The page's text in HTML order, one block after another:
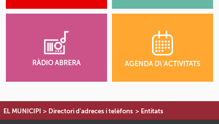
RÀDIO ABRERA AGENDA D\'ACTIVITATS
EL MUNICIPI > Directori d'adreces i telèfons > Entitats